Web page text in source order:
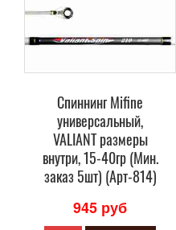
Спиннинг Mifine
универсальный,
VALIANT размеры
внутри, 15-40гр (Мин.
заказ 5шт) (Арт-814)
945 руб